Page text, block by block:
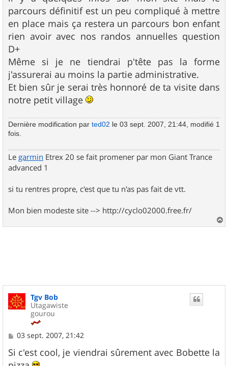
parcours définitif est un peu compliqué à mettre
en place mais ça restera un parcours bon enfant
rien avoir avec nos randos annuelles question
D+
Même si je ne tiendrai p'tête pas la forme
j'assurerai au moins la partie administrative.
Et bien sûr je serai très honnoré de ta visite dans
notre petit village
Dernière modification par ted02 le 03 sept. 2007, 21:44, modifié 1
fois.
Le garmin Etrex 20 se fait promener par mon Giant Trance
advanced 1
si tu rentres propre, c'est que tu n'as pas fait de vtt.
Mon bien modeste site --> http://cyclo02000.free.fr/
a
Tgv Bob
Utagawiste
gourou
M
s
s
03 sept. 2007, 21:42
Si c'est cool, je viendrai sûrement avec Bobette la